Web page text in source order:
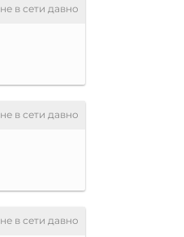
не в сети давно
не в сети давно
не в сети давно